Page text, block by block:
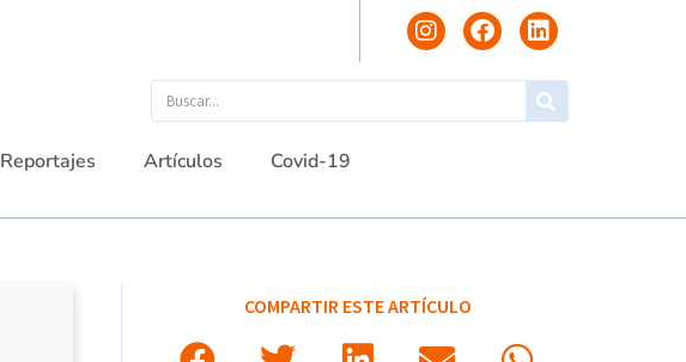
Reportajes Artículos Covid-19
COMPARTIR ESTE ARTÍCULO